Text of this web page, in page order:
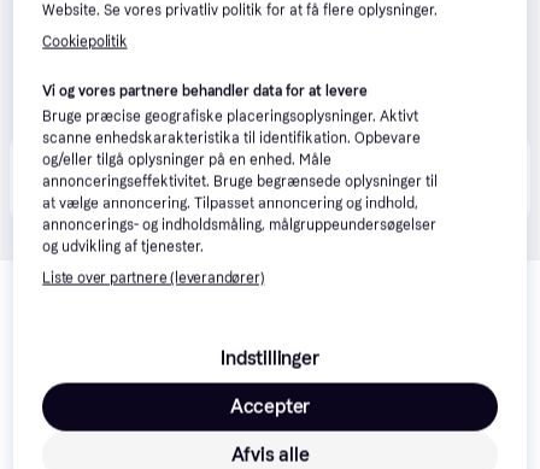
Produktet fås også hos 1 butik, som ikke er betalende
kunde i denne kategori.
Relaterede produkter
Website. Se vores privatliv politik for at få flere oplysninger.
Cookiepolitik
Vi og vores partnere behandler data for at levere
Bruge præcise geografiske placeringsoplysninger. Aktivt
scanne enhedskarakteristika til identifikation. Opbevare
og/eller tilgå oplysninger på en enhed. Måle
annonceringseffektivitet. Bruge begrænsede oplysninger til
at vælge annoncering. Tilpasset annoncering og indhold,
annoncerings- og indholdsmåling, målgruppeundersøgelser
og udvikling af tjenester.
Liste over partnere (leverandører)
Indstillinger
Afvis alle
Accepter